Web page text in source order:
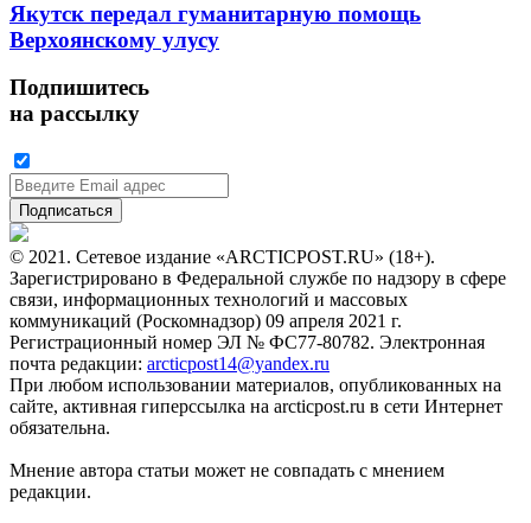
Якутск передал гуманитарную помощь
Верхоянскому улусу
Подпишитесь
на рассылку
© 2021. Сетевое издание «ARCTICPOST.RU» (18+).
Зарегистрировано в Федеральной службе по надзору в сфере
связи, информационных технологий и массовых
коммуникаций (Роскомнадзор) 09 апреля 2021 г.
Регистрационный номер ЭЛ № ФС77-80782. Электронная
почта редакции: arcticpost14@yandex.ru
При любом использовании материалов, опубликованных на
сайте, активная гиперссылка на arcticpost.ru в сети Интернет
обязательна.
Мнение автора статьи может не совпадать с мнением
редакции.